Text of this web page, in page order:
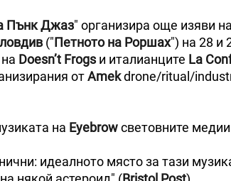
Пънк Джаз" организира още изяви
("Петното на Роршах") на 28 и
Doesn’t Frogs и италианците La
отAmekdrone/ritual/
на Eyebrowсветовните
идеалното място за тази